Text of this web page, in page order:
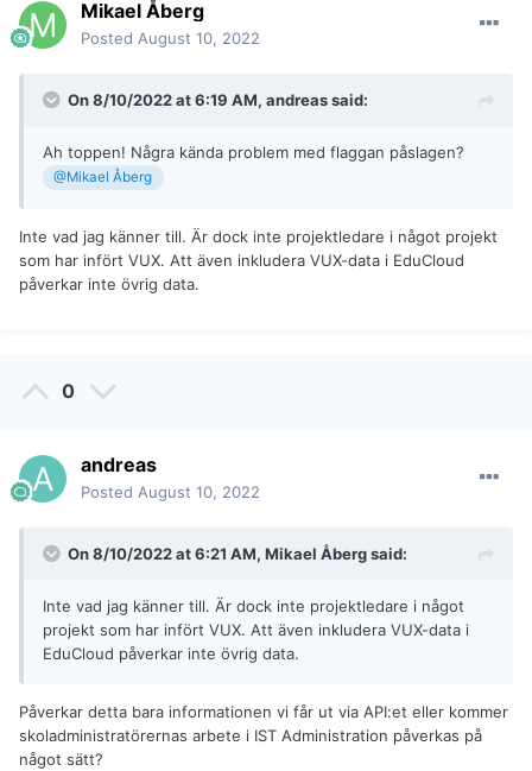
Mikael Åberg
Posted August 10, 2022
On 8/10/2022 at 6:19 AM, andreassaid:
Ah toppen! Några kända problem med flaggan påslagen?
@Mikael Åberg
Inte vad jag känner till. Är dock inte projektledare i något projekt
som har infört VUX. Att även inkludera VUX-data i EduCloud
påverkar inte övrig data.
0
andreas
Posted August 10, 2022
On 8/10/2022 at 6:21 AM, Mikael Åbergsaid:
Inte vad jag känner till. Är dock inte projektledare i något
projekt som har infört VUX. Att även inkludera VUX-data i
EduCloud påverkar inte övrig data.
Påverkar detta bara informationen vi får ut via API:et eller kommer
skoladministratörernas arbete i IST Administration påverkas på
något sätt?